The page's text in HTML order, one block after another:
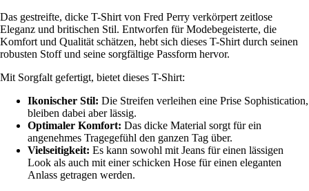
Das gestreifte, dicke T-Shirt von Fred Perry verkörpert zeitlose
Eleganz und britischen Stil. Entworfen für Modebegeisterte, die
Komfort und Qualität schätzen, hebt sich dieses T-Shirt durch seinen
robusten Stoff und seine sorgfältige Passform hervor.
Mit Sorgfalt gefertigt, bietet dieses T-Shirt:
Ikonischer Stil: Die Streifen verleihen eine Prise Sophistication,
bleiben dabei aber lässig.
Optimaler Komfort: Das dicke Material sorgt für ein
angenehmes Tragegefühl den ganzen Tag über.
Vielseitigkeit: Es kann sowohl mit Jeans für einen lässigen
Look als auch mit einer schicken Hose für einen eleganten
Anlass getragen werden.